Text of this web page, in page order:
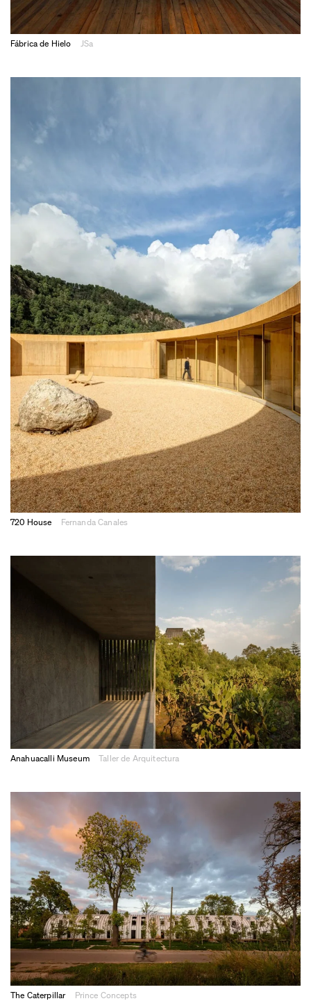
Fábrica de Hielo JSa
720 House Fernanda Canales
Anahuacalli Museum Taller de Arquitectura
The Caterpillar Prince Concepts